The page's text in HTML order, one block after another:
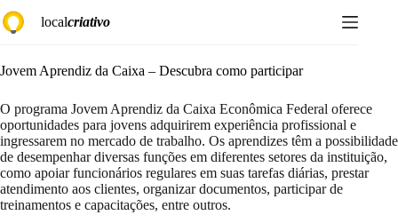
para
localcriativo
Jovem Aprendiz da Caixa – Descubra como participar
O programa Jovem Aprendiz da Caixa Econômica Federal oferece
oportunidades para jovens adquirirem experiência profissional e
ingressarem no mercado de trabalho. Os aprendizes têm a possibilidade
de desempenhar diversas funções em diferentes setores da instituição,
como apoiar funcionários regulares em suas tarefas diárias, prestar
atendimento aos clientes, organizar documentos, participar de
treinamentos e capacitações, entre outros.